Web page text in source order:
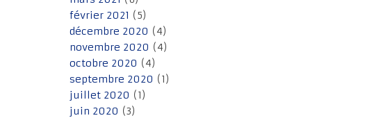
février 2021 (5)
décembre 2020 (4)
novembre 2020 (4)
octobre 2020 (4)
septembre 2020 (1)
juillet 2020 (1)
juin 2020 (3)